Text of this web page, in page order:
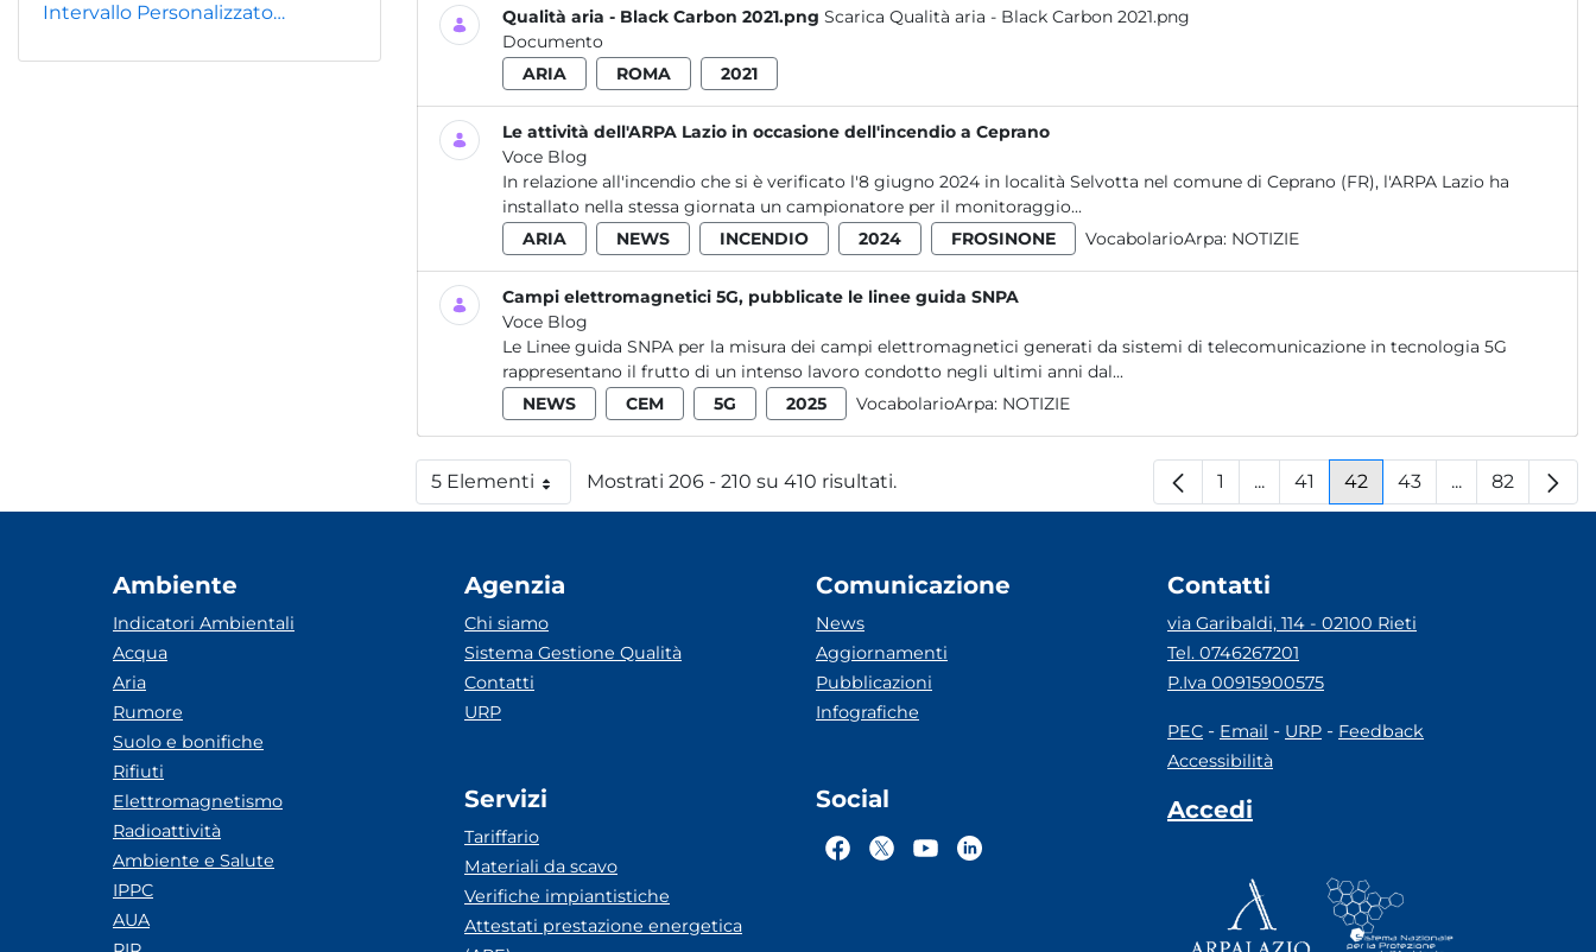
Intervallo Personalizzato…
Qualità aria - Black Carbon 2021.png Scarica Qualità aria - Black Carbon 2021.png
Documento
ARIA
ROMA 2021
Le attività dell'ARPA Lazio in occasione dell'incendio a Ceprano
Voce Blog
In relazione all'incendio che si è verificato l'8 giugno 2024 in località Selvotta nel comune di Ceprano (FR), l'ARPA Lazio ha
installato nella stessa giornata un campionatore per il monitoraggio...
ARIA
NEWS INCENDIO 2024 FROSINONE VocabolarioArpa: NOTIZIE
Campi elettromagnetici 5G, pubblicate le linee guida SNPA
Voce Blog
Le Linee guida SNPA per la misura dei campi elettromagnetici generati da sistemi di telecomunicazione in tecnologia 5G
rappresentano il frutto di un intenso lavoro condotto negli ultimi anni dal...
NEWS
CEM 5G 2025 VocabolarioArpa: NOTIZIE
5 ElementiPer paginaMostrati 206 - 210 su 410 risultati. Pagina
1 ...Pagine intermedie
Pagina
41 Pagina
42 Pagina
43 ...PaginePagina
82
Ambiente
Indicatori Ambientali
Acqua
Aria
Rumore
Suolo e bonifiche
Rifiuti
Elettromagnetismo
Radioattività
Ambiente e Salute
IPPC
AUA
Agenzia
Chi siamo
Sistema Gestione Qualità
Contatti
URP
Servizi
Tariffario
Materiali da scavo
Verifiche impiantistiche
Attestati prestazione energetica
Comunicazione
News
Aggiornamenti
Pubblicazioni
Infografiche
Social
Contatti
via Garibaldi, 114 - 02100 Rieti
Tel. 0746267201
P.Iva 00915900575
PEC - Email - URP - Feedback
Accessibilità
Accedi